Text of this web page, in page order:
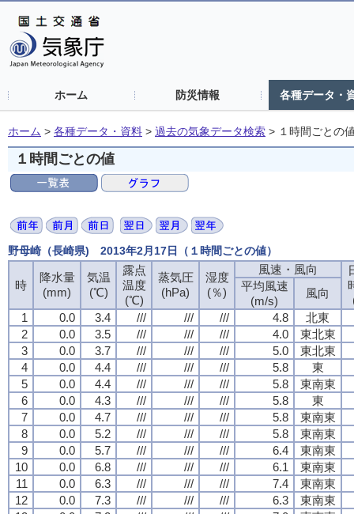
ホーム 防災情報 各種データ・
ホーム > 各種データ・資料 > 過去の気象データ検索 > １時間ごとの
１時間ごとの値
野母崎（長崎県) 2013年2月17日（１時間ごとの値）
時
降水量
(mm)
気温
(℃)
露点
温度
(℃)
蒸気圧
(hPa)
湿度
(％)
風速・風向
平均風速
(m/s)
風向
1
0.0 3.4 /// /// /// 4.8
北東
2
0.0 3.5 /// /// /// 4.0
東北東
3
0.0 3.7 /// /// /// 5.0
東北東
4
0.0 4.4 /// /// /// 5.8
東
5
0.0 4.4 /// /// /// 5.8
東南東
6
0.0 4.3 /// /// /// 5.8
東
7
0.0 4.7 /// /// /// 5.8
東南東
8
0.0 5.2 /// /// /// 5.8
東南東
9
0.0 5.7 /// /// /// 6.4
東南東
10
0.0 6.8 /// /// /// 6.1
東南東
11
0.0 6.3 /// /// /// 7.4
東南東
12
0.0 7.3 /// /// /// 6.3
東南東